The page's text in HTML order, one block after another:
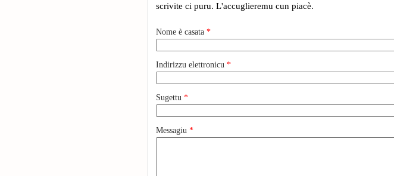
scrivite ci puru. L'accuglieremu cun piacè.
Nome è casata *
Indirizzu elettronicu *
Sugettu *
Messagiu *